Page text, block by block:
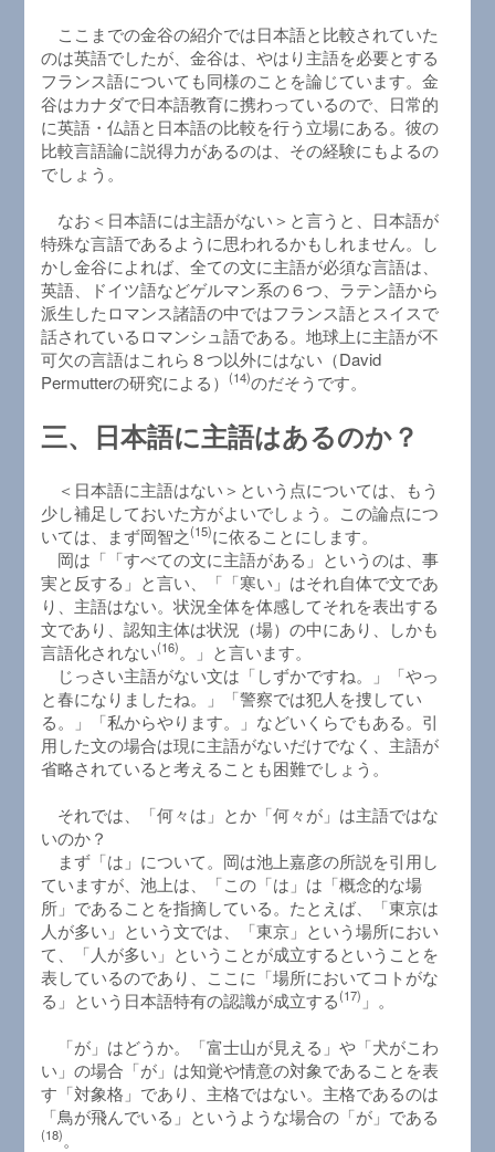
ここまでの金谷の紹介では日本語と比較されていた
のは英語でしたが、金谷は、やはり主語を必要とする
フランス語についても同様のことを論じています。金
谷はカナダで日本語教育に携わっているので、日常的
に英語・仏語と日本語の比較を行う立場にある。彼の
比較言語論に説得力があるのは、その経験にもよるの
でしょう。
なお＜日本語には主語がない＞と言うと、日本語が
特殊な言語であるように思われるかもしれません。し
かし金谷によれば、全ての文に主語が必須な言語は、
英語、ドイツ語などゲルマン系の６つ、ラテン語から
派生したロマンス諸語の中ではフランス語とスイスで
話されているロマンシュ語である。地球上に主語が不
可欠の言語はこれら８つ以外にはない（David
Permutterの研究による）(14)のだそうです。
三、日本語に主語はあるのか？
＜日本語に主語はない＞という点については、もう
少し補足しておいた方がよいでしょう。この論点につ
いては、まず岡智之(15)に依ることにします。
岡は「「すべての文に主語がある」というのは、事
実と反する」と言い、「「寒い」はそれ自体で文であ
り、主語はない。状況全体を体感してそれを表出する
文であり、認知主体は状況（場）の中にあり、しかも
言語化されない(16)。」と言います。
じっさい主語がない文は「しずかですね。」「やっ
と春になりましたね。」「警察では犯人を捜してい
る。」「私からやります。」などいくらでもある。引
用した文の場合は現に主語がないだけでなく、主語が
省略されていると考えることも困難でしょう。
それでは、「何々は」とか「何々が」は主語ではな
いのか？
まず「は」について。岡は池上嘉彦の所説を引用し
ていますが、池上は、「この「は」は「概念的な場
所」であることを指摘している。たとえば、「東京は
人が多い」という文では、「東京」という場所におい
て、「人が多い」ということが成立するということを
表しているのであり、ここに「場所においてコトがな
る」という日本語特有の認識が成立する(17) 」。
「が」はどうか。「富士山が見える」や「犬がこわ
い」の場合「が」は知覚や情意の対象であることを表
す「対象格」であり、主格ではない。主格であるのは
「鳥が飛んでいる」というような場合の「が」である
(18)。